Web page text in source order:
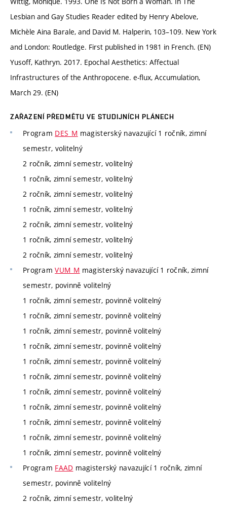
Lesbian and Gay Studies Reader edited by Henry Abelove,
Michèle Aina Barale, and David M. Halperin, 103–109. New York
and London: Routledge. First published in 1981 in French. (EN)
Yusoff, Kathryn. 2017. Epochal Aesthetics: Affectual
Infrastructures of the Anthropocene. e-flux, Accumulation,
March 29. (EN)
ZAŘAZENÍ PŘEDMĚTU VE STUDIJNÍCH PLÁNECH
Program DES_M magisterský navazující 1 ročník, zimní
semestr, volitelný
2 ročník, zimní semestr, volitelný
1 ročník, zimní semestr, volitelný
2 ročník, zimní semestr, volitelný
1 ročník, zimní semestr, volitelný
2 ročník, zimní semestr, volitelný
1 ročník, zimní semestr, volitelný
2 ročník, zimní semestr, volitelný
ProgramVUM_M magisterský navazující 1 ročník, zimní
semestr, povinně volitelný
1 ročník, zimní semestr, povinně volitelný
1 ročník, zimní semestr, povinně volitelný
1 ročník, zimní semestr, povinně volitelný
1 ročník, zimní semestr, povinně volitelný
1 ročník, zimní semestr, povinně volitelný
1 ročník, zimní semestr, povinně volitelný
1 ročník, zimní semestr, povinně volitelný
1 ročník, zimní semestr, povinně volitelný
1 ročník, zimní semestr, povinně volitelný
1 ročník, zimní semestr, povinně volitelný
1 ročník, zimní semestr, povinně volitelný
Program FAAD magisterský navazující 1 ročník, zimní
semestr, povinně volitelný
2 ročník, zimní semestr, volitelný